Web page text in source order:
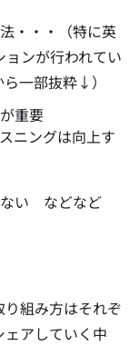
・・・（特に英
ンが行われてい
一部抜粋↓）
重要
ニングは向上す
ない などなど
組み方はそれぞ
アしていく中